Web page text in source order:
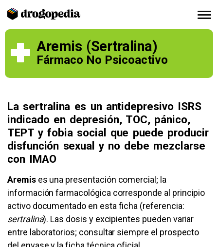
Aremis (Sertralina)
Fármaco No Psicoactivo
La sertralina es un antidepresivo ISRS
indicado en depresión, TOC, pánico,
TEPT y fobia social que puede producir
disfunción sexual y no debe mezclarse
con IMAO
Aremises una presentación comercial; la
información farmacológica corresponde al principio
activo documentado en esta ficha (referencia:
sertralina). Las dosis y excipientes pueden variar
entre laboratorios; consultar siempre el prospecto